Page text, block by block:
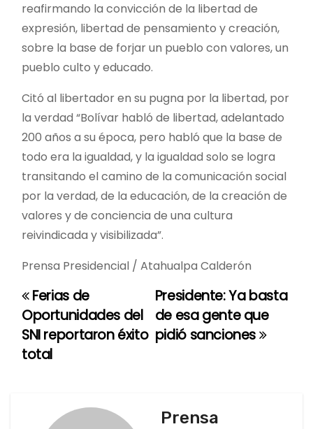
reafirmando la convicción de la libertad de
expresión, libertad de pensamiento y creación,
sobre la base de forjar un pueblo con valores, un
pueblo culto y educado.
Citó al libertador en su pugna por la libertad, por
la verdad “Bolívar habló de libertad, adelantado
200 años a su época, pero habló que la base de
todo era la igualdad, y la igualdad solo se logra
transitando el camino de la comunicación social
por la verdad, de la educación, de la creación de
valores y de conciencia de una cultura
reivindicada y visibilizada”.
Prensa Presidencial / Atahualpa Calderón
N
a
v
Presidente: Ya basta
de esa gente que
pidió sanciones
Ferias de
Oportunidades del
SNI reportaron éxito
total
Prensa